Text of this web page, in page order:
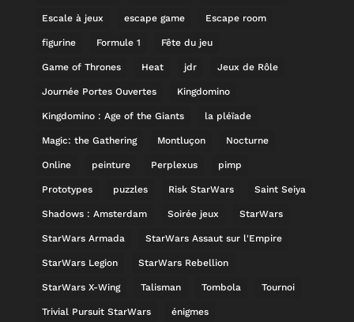
Escale à jeux escape game Escape room
figurine Formule 1 Fête du jeu
Game of Thrones Heat jdr Jeux de Rôle
Journée Portes Ouvertes Kingdomino
Kingdomino : Age of the Giants la pléïade
Magic: the Gathering Montluçon Nocturne
Online peinture Perplexus pimp
Prototypes puzzles Risk StarWars Saint Seiya
Shadows : Amsterdam Soirée jeux StarWars
StarWars Armada StarWars Assaut sur l'Empire
StarWars Legion StarWars Rebellion
StarWars X-Wing Talisman Tombola Tournoi
Trivial Pursuit StarWars énigmes